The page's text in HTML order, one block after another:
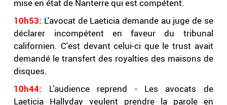
mise en état de Nanterre qui est compétent.
10h53: L'avocat de Laeticia demande au juge de se
déclarer incompétent en faveur du tribunal
californien. C'est devant celui-ci que le trust avait
demandé le transfert des royalties des maisons de
disques.
10h44: L’audience reprend - Les avocats de
Laeticia Hallyday veulent prendre la parole en